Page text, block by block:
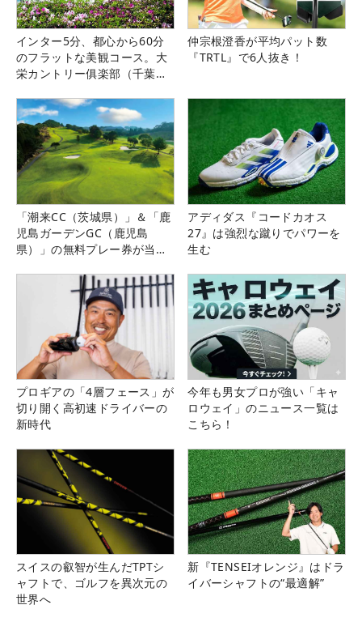
インター5分、都心から60分
のフラットな美観コース。大
栄カントリー俱楽部（千葉
仲宗根澄香が平均パット数
『TRTL』で6人抜き！
「潮来CC（茨城県）」＆「鹿
児島ガーデンGC（鹿児島
県）」の無料プレー券が当た
アディダス『コードカオス
27』は強烈な蹴りでパワーを
生む
プロギアの「4層フェース」が
切り開く高初速ドライバーの
新時代
今年も男女プロが強い「キャ
ロウェイ」のニュース一覧は
こちら！
スイスの叡智が生んだTPTシ
ャフトで、ゴルフを異次元の
世界へ
新『TENSEIオレンジ』はドラ
イバーシャフトの“最適解”